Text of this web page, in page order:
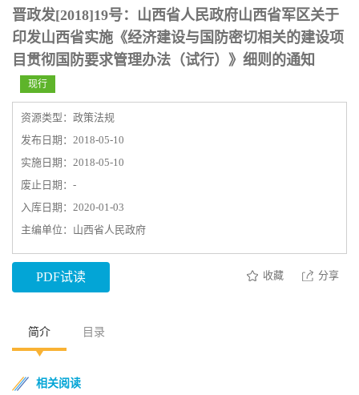
晋政发[2018]19号：山西省人民政府山西省军区关于
印发山西省实施《经济建设与国防密切相关的建设项
目贯彻国防要求管理办法（试行）》细则的通知
现行
资源类型：政策法规
发布日期：2018-05-10
实施日期：2018-05-10
废止日期：-
入库日期：2020-01-03
主编单位：山西省人民政府
PDF试读 收藏 分享
简介 目录
相关阅读